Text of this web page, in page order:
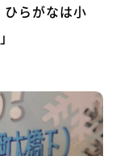
ひらがなは小